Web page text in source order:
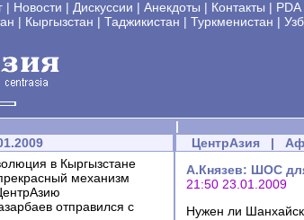
| Новости | Дискуссии | Анекдоты | Контакты | PDA
| Кыргызстан | Таджикистан | Туркменистан |
|
в Кыргызстане
механизм
отправился с
ЦентрАзия |
А.Князев: ШОС
21:50 23.01.2009
Нужен ли